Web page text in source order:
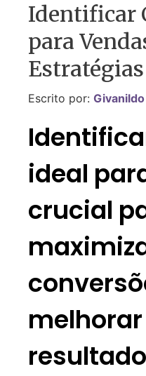
Identificar
para
Escrito por:
ideal
crucial